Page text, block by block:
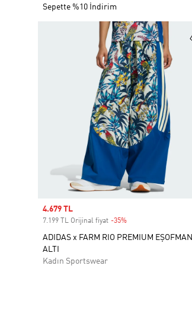
Sepette %10 İndirim
Sale price
4.679 TL
7.199 TL Orijinal fiyat -35%
ADIDAS x FARM RIO PREMIUM EŞOFMAN
ALTI
Kadın Sportswear